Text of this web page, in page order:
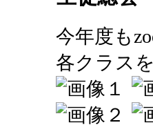
今年度も
各クラス